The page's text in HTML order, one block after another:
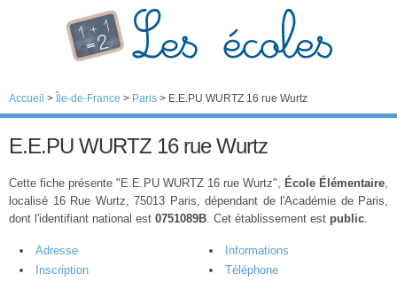
Accueil > Île-de-France > Paris > E.E.PU WURTZ 16 rue Wurtz
E.E.PU WURTZ 16 rue Wurtz
Cette fiche présente "E.E.PU WURTZ 16 rue Wurtz", École Élémentaire,
localisé 16 Rue Wurtz, 75013 Paris, dépendant de l'Académie de Paris,
dont l'identifiant national est 0751089B. Cet établissement est public.
Adresse
Informations
Inscription
Téléphone